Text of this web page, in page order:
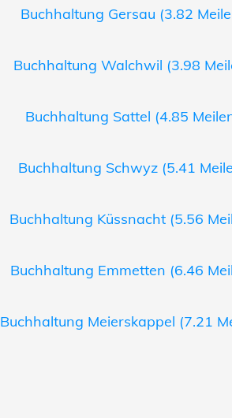
Buchhaltung Gersau (3.82
Buchhaltung Walchwil (3.98
Buchhaltung Sattel (4.85
Buchhaltung Schwyz (5.41
Buchhaltung Küssnacht (5.56
Buchhaltung Emmetten (6.46
Buchhaltung Meierskappel (7.21